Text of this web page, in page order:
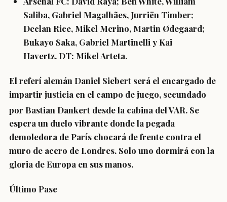
Saliba, Gabriel Magalhães, Jurriën Timber;
Declan Rice, Mikel Merino, Martin Ødegaard;
Bukayo Saka, Gabriel Martinelli y Kai
Havertz. DT: Mikel Arteta.
El referí alemán Daniel Siebert será el encargado de
impartir justicia en el campo de juego, secundado
por Bastian Dankert desde la cabina del VAR. Se
espera un duelo vibrante donde la pegada
demoledora de París chocará de frente contra el
muro de acero de Londres. Solo uno dormirá con la
gloria de Europa en sus manos.
Último Pase